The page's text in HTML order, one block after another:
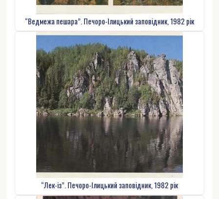
“Ведмежа пешара”. Печоро-Ілицький заповідник, 1982 рік
“Лек-із”. Печоро-Ілицький заповідник, 1982 рік